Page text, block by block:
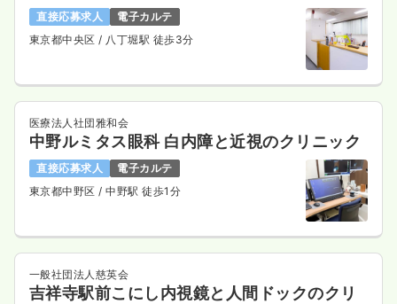
直接応募求人
電子カルテ
東京都中央区 / 八丁堀駅 徒歩3分
医療法人社団雅和会
中野ルミタス眼科 白内障と近視のクリニック
直接応募求人
電子カルテ
東京都中野区 / 中野駅 徒歩1分
一般社団法人慈英会
吉祥寺駅前こにし内視鏡と人間ドックのクリ